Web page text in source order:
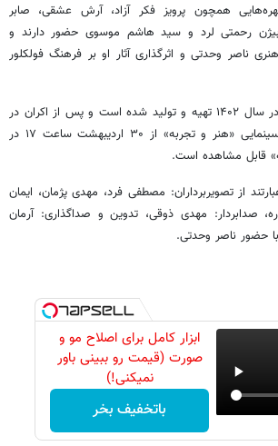
همچون پرویز فکر آزاد، آرش عشقی، صابر
بیژن رحمتی لرد و سید هاشم موسوی حضور دارند و
ناصر وحدتی و اثرگذاری آثار او بر فرهنگ فولکلور
این مستند ۵۴ دقیقه‌ای در سال ۱۴۰۲ تهیه و تولید شده است و پس از اکران در
سینماهای منتخب گروه سینمایی «هنر و تجربه» از ۳۰ اردیبهشت‌ ساعت ۱۷ در
قابل مشاهده است.
از تصویربرداران: مصطفی فرد، مهدی پژمان، ایمان
صدابردار: مهدی ذوقی، تدوین‌ و صداگذاری: آرمان
حضور ناصر وحدتی.
ابزار کامل برای اصلاح مو و
صورت (قیمت رو ببینی باور
نمیکنی!)
باتخفیف بخر